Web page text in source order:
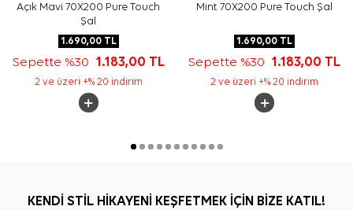
Açık Mavi 70X200 Pure Touch
Şal
1.690,00TL
Sepette %30 1.183,00 TL
2 ve üzeri +% 20 indirim
Mint 70X200 Pure Touch Şal
1.690,00 TL
Sepette %30 1.183,00 TL
2 ve üzeri +% 20 indirim
KENDİ STİL HİKAYENİ KEŞFETMEK İÇİN BİZE KATIL!